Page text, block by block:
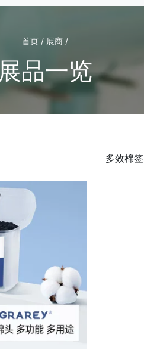
首页 / 展商 /
展品一览
多效棉签